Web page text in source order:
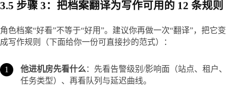
3.5 步骤 3：把档案翻译为写作可用的 12 条规则
角色档案“好看”不等于“好用”。建议你再做一次“翻译”，把它变
成写作规则（下面给你一份可直接抄的范式）：
他进机房先看什么 ：先看告警级别/影响面（站点、租户、
任务类型）、再看队列与延迟曲线。